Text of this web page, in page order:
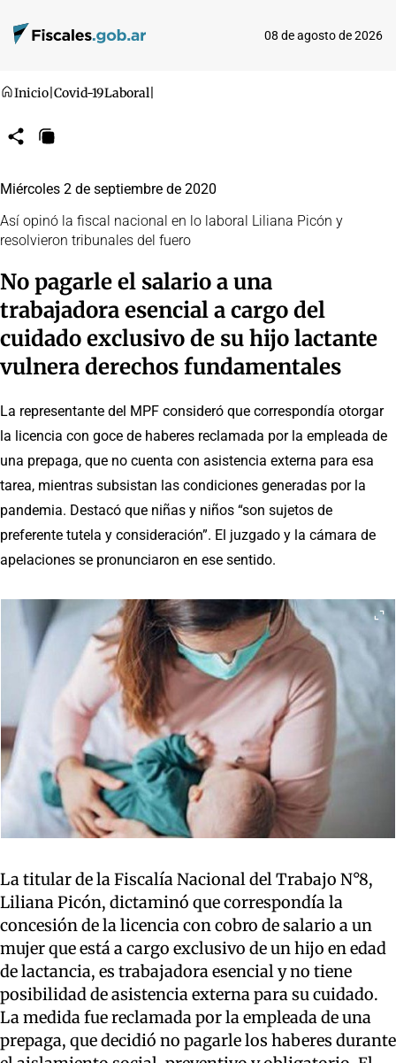
08 de agosto de 2026
Inicio Covid-19Laboral
CompartirCopiar
Miércoles 2 de septiembre de 2020
Así opinó la fiscal nacional en lo laboral Liliana Picón y
resolvieron tribunales del fuero
No pagarle el salario a una
trabajadora esencial a cargo del
cuidado exclusivo de su hijo lactante
vulnera derechos fundamentales
La representante del MPF consideró que correspondía otorgar
la licencia con goce de haberes reclamada por la empleada de
una prepaga, que no cuenta con asistencia externa para esa
tarea, mientras subsistan las condiciones generadas por la
pandemia. Destacó que niñas y niños “son sujetos de
preferente tutela y consideración”. El juzgado y la cámara de
apelaciones se pronunciaron en ese sentido.
La titular de la Fiscalía Nacional del Trabajo N°8,
Liliana Picón, dictaminó que correspondía la
concesión de la licencia con cobro de salario a un
mujer que está a cargo exclusivo de un hijo en edad
de lactancia, es trabajadora esencial y no tiene
posibilidad de asistencia externa para su cuidado.
La medida fue reclamada por la empleada de una
prepaga, que decidió no pagarle los haberes durante